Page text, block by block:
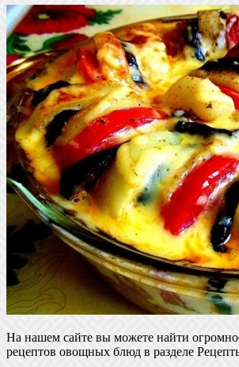
На нашем сайте вы можете найти
рецептов овощных блюд в разделе